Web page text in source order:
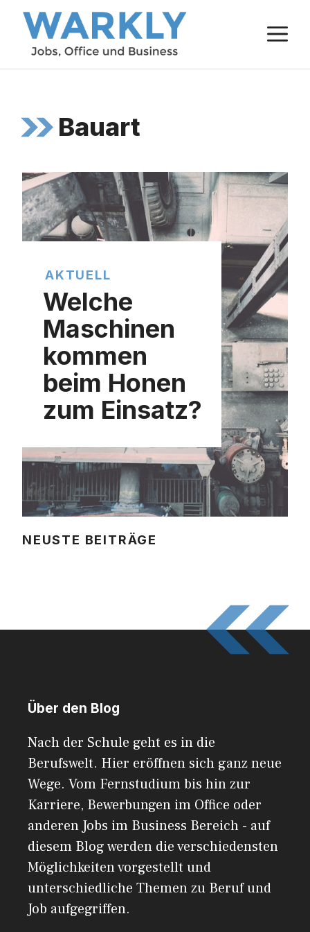
Zum
Inhalt
springen
Bauart
AKTUELL
Welche
Maschinen
kommen
beim Honen
zum Einsatz?
NEUSTE BEITRÄGE
Über den Blog
Nach der Schule geht es in die
Berufswelt. Hier eröffnen sich ganz neue
Wege. Vom Fernstudium bis hin zur
Karriere, Bewerbungen im Office oder
anderen Jobs im Business Bereich - auf
diesem Blog werden die verschiedensten
Möglichkeiten vorgestellt und
unterschiedliche Themen zu Beruf und
Job aufgegriffen.